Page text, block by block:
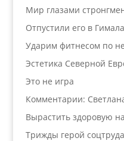
Мир глазами
Отпустили его в
Ударим фитнесом по
Эстетика Северной
Это не игра
Комментарии:
Вырастить здоровую
Трижды герой соцтруда